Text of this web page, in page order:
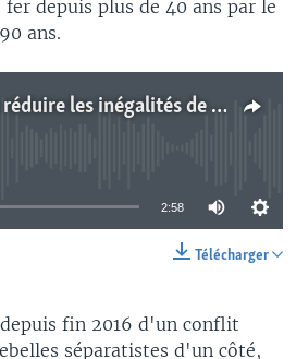
depuis plus de 40 ans par le
ans.
Le Cameroun veut réduire les inégalités de développement
currently available
2:58
Télécharger
fin 2016 d'un conflit
séparatistes d'un côté,